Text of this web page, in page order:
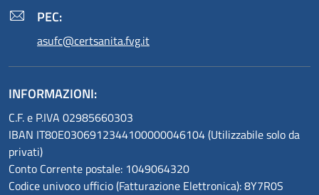
PEC:
asufc@certsanita.fvg.it
INFORMAZIONI:
C.F. e P.IVA 02985660303
IBAN IT80E0306912344100000046104 (Utilizzabile solo da
privati)
Conto Corrente postale: 1049064320
Codice univoco ufficio (Fatturazione Elettronica): 8Y7R0S